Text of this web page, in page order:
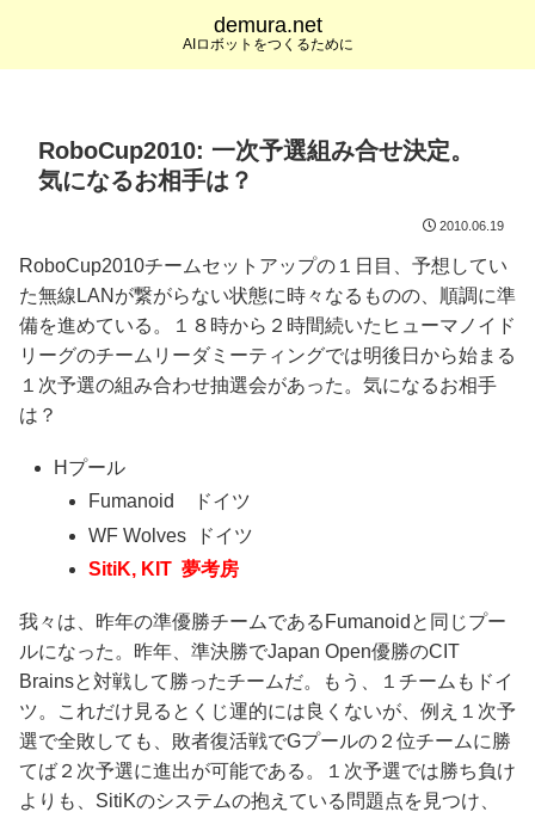
demura.net
AIロボットをつくるために
RoboCup2010: 一次予選組み合せ決定。
気になるお相手は？
2010.06.19
RoboCup2010チームセットアップの１日目、予想してい
た無線LANが繋がらない状態に時々なるものの、順調に準
備を進めている。１８時から２時間続いたヒューマノイド
リーグのチームリーダミーティングでは明後日から始まる
１次予選の組み合わせ抽選会があった。気になるお相手
は？
Hプール
Fumanoid ドイツ
WF Wolves ドイツ
SitiK, KIT 夢考房
我々は、昨年の準優勝チームであるFumanoidと同じプー
ルになった。昨年、準決勝でJapan Open優勝のCIT
Brainsと対戦して勝ったチームだ。もう、１チームもドイ
ツ。これだけ見るとくじ運的には良くないが、例え１次予
選で全敗しても、敗者復活戦でGプールの２位チームに勝
てば２次予選に進出が可能である。１次予選では勝ち負け
よりも、SitiKのシステムの抱えている問題点を見つけ、